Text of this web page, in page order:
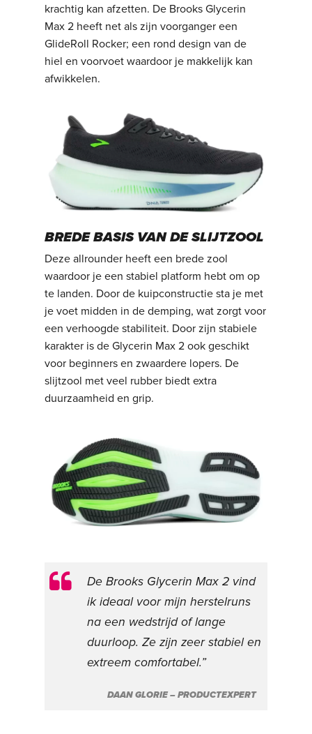
krachtig kan afzetten. De Brooks Glycerin
Max 2 heeft net als zijn voorganger een
GlideRoll Rocker; een rond design van de
hiel en voorvoet waardoor je makkelijk kan
afwikkelen.
BREDE BASIS VAN DE SLIJTZOOL
Deze allrounder heeft een brede zool
waardoor je een stabiel platform hebt om op
te landen. Door de kuipconstructie sta je met
je voet midden in de demping, wat zorgt voor
een verhoogde stabiliteit. Door zijn stabiele
karakter is de Glycerin Max 2 ook geschikt
voor beginners en zwaardere lopers. De
slijtzool met veel rubber biedt extra
duurzaamheid en grip.
De Brooks Glycerin Max 2 vind
ik ideaal voor mijn herstelruns
na een wedstrijd of lange
duurloop. Ze zijn zeer stabiel en
extreem comfortabel.”
DAAN GLORIE – PRODUCTEXPERT